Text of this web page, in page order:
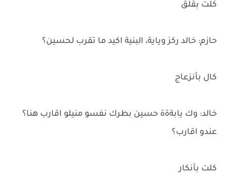
كلت بقلق
حازم: خالد ركز وياية، البنية اكيد ما تقرب لحسين؟
كال بأنزعاج
خالد: وك يابةةة حسين بطرك نفسو منيلو اقارب هنا؟
عندو اقارب؟
كلت بأنكار